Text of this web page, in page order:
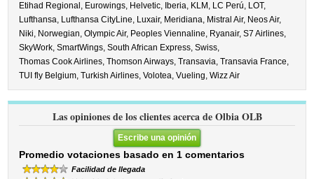
Etihad Regional, Eurowings, Helvetic, Iberia, KLM, LC Perú, LOT,
Lufthansa, Lufthansa CityLine, Luxair, Meridiana, Mistral Air, Neos Air,
Niki, Norwegian,Olympic Air, Peoples Viennaline, Ryanair,S7 Airlines,
SkyWork,SmartWings,South African Express,Swiss,
Thomas Cook Airlines,Thomson Airways,Transavia,Transavia France,
TUI fly Belgium,Turkish Airlines,Volotea,Vueling,Wizz Air
Las opiniones de los clientes acerca de Olbia OLB
Escribe una opinión
Promedio votaciones basado en 1 comentarios
Facilidad de llegada